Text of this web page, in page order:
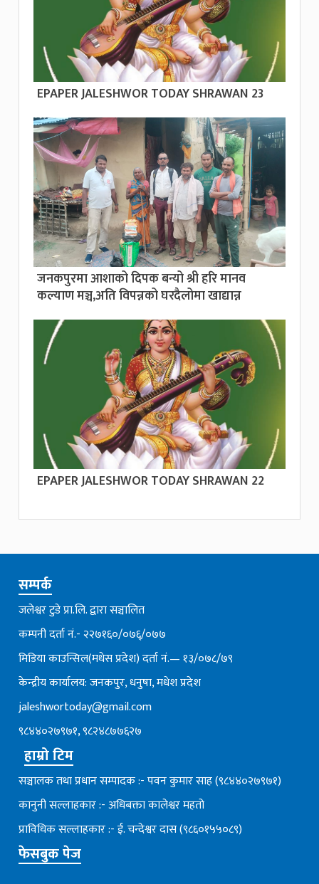
EPAPER JALESHWOR TODAY SHRAWAN 23
जनकपुरमा आशाको दिपक बन्यो श्री हरि मानव
कल्याण मञ्च,अति विपन्नको घरदैलोमा खाद्यान्न
EPAPER JALESHWOR TODAY SHRAWAN 22
सम्पर्क
जलेश्वर टुडे प्रा.लि. द्वारा सञ्चालित
कम्पनी दर्ता नं.- २२७१६०/०७६्/०७७
मिडिया काउन्सिल(मधेस प्रदेश) दर्ता नं.— १३/०७८/७९
केन्द्रीय कार्यालय: जनकपुर, धनुषा, मधेश प्रदेश
jaleshwortoday@gmail.com
९८४४०२७९७१, ९८२४८७७६२७
हाम्रो टिम
सञ्चालक तथा प्रधान सम्पादक :- पवन कुमार साह (९८४४०२७९७१)
कानुनी सल्लाहकार :- अधिबक्ता कालेश्वर महतो
प्राविधिक सल्लाहकार :- ई. चन्देश्वर दास (९८६०१५५०८९)
फेसबुक पेज